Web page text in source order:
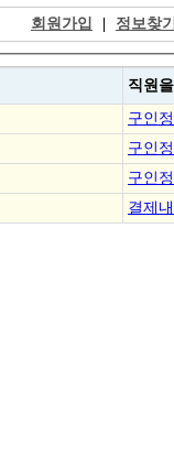
회원가입 | 정보찾기
직원을
구인
구인
구인
결제